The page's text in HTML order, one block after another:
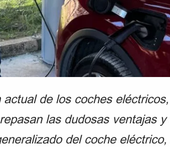
de los coches
las dudosas ventajas
del coche